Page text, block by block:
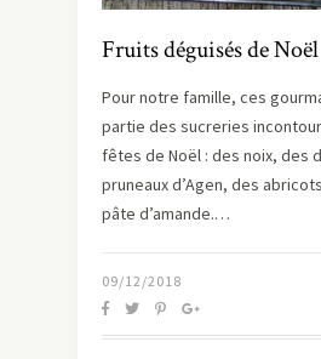
Fruits déguisés de Noël
Pour notre famille, ces
partie des sucreries
fêtes de Noël : des noix, des
pruneaux d’Agen, des
pâte d’amande.…
09/12/2018